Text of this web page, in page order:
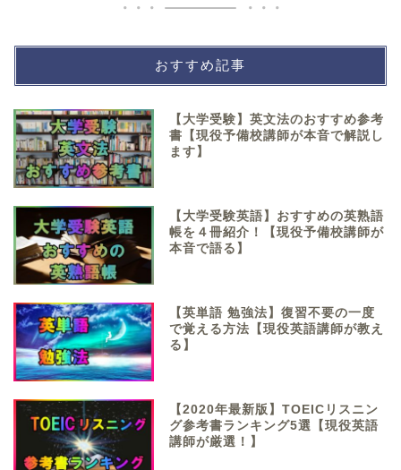
おすすめ記事
【大学受験】英文法のおすすめ参考
書【現役予備校講師が本音で解説し
ます】
【大学受験英語】おすすめの英熟語
帳を４冊紹介！【現役予備校講師が
本音で語る】
【英単語 勉強法】復習不要の一度
で覚える方法【現役英語講師が教え
る】
【2020年最新版】TOEICリスニン
グ参考書ランキング5選【現役英語
講師が厳選！】